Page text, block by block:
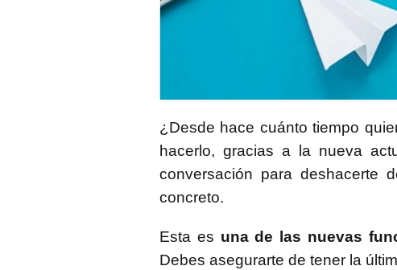
¿Desde hace cuánto tiempo
hacerlo, gracias a la nueva
conversación para deshacerte
concreto.
Esta es una de las nuevas
Debes asegurarte de tener la